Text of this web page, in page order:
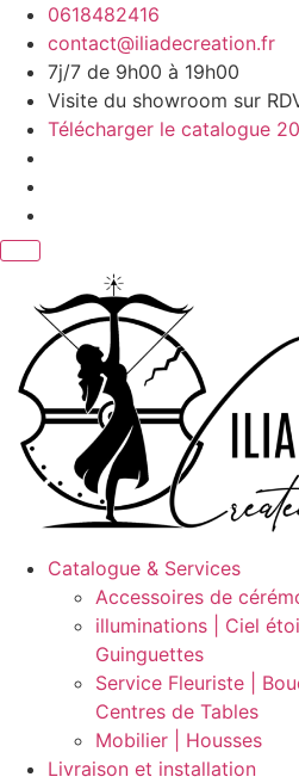
Aller
contenu
0618482416
contact@iliadecreation.fr
7j/7 de 9h00 à 19h00
Visite du showroom sur
Télécharger le catalogue
Catalogue & Services
Accessoires de
illuminations | Ciel
Guinguettes
Service Fleuriste |
Centres de Tables
Mobilier | Housses
Livraison et installation